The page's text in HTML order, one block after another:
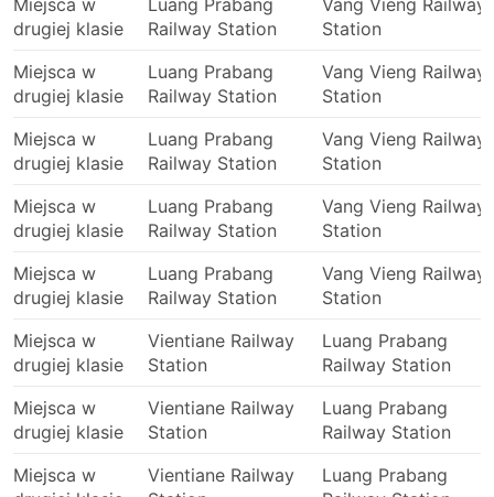
Miejsca w
drugiej klasie
Luang Prabang
Railway Station
Vang Vieng Railway
Station
Miejsca w
drugiej klasie
Luang Prabang
Railway Station
Vang Vieng Railway
Station
Miejsca w
drugiej klasie
Luang Prabang
Railway Station
Vang Vieng Railway
Station
Miejsca w
drugiej klasie
Luang Prabang
Railway Station
Vang Vieng Railway
Station
Miejsca w
drugiej klasie
Luang Prabang
Railway Station
Vang Vieng Railway
Station
Miejsca w
drugiej klasie
Vientiane Railway
Station
Luang Prabang
Railway Station
Miejsca w
drugiej klasie
Vientiane Railway
Station
Luang Prabang
Railway Station
Miejsca w
Vientiane Railway
Luang Prabang